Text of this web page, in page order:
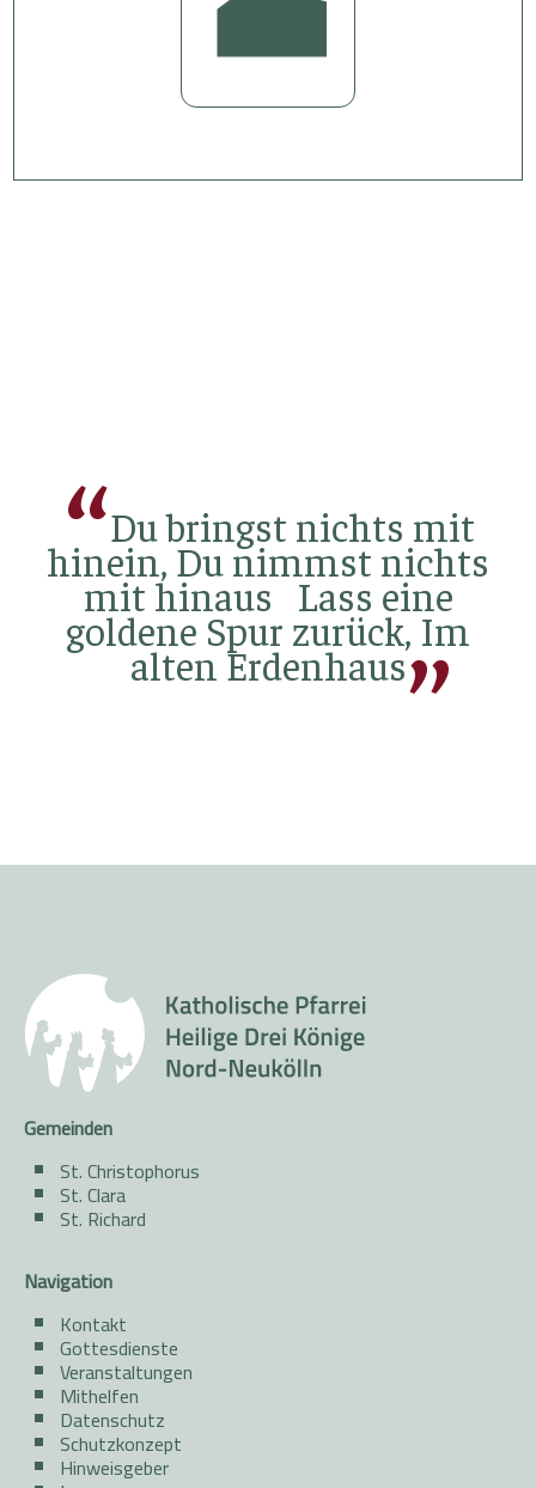
Du bringst nichts mit
hinein, Du nimmst nichts
mit hinaus Lass eine
goldene Spur zurück, Im
alten Erdenhaus
Gemeinden
St. Christophorus
St. Clara
St. Richard
Navigation
Kontakt
Gottesdienste
Veranstaltungen
Mithelfen
Datenschutz
Schutzkonzept
Hinweisgeber